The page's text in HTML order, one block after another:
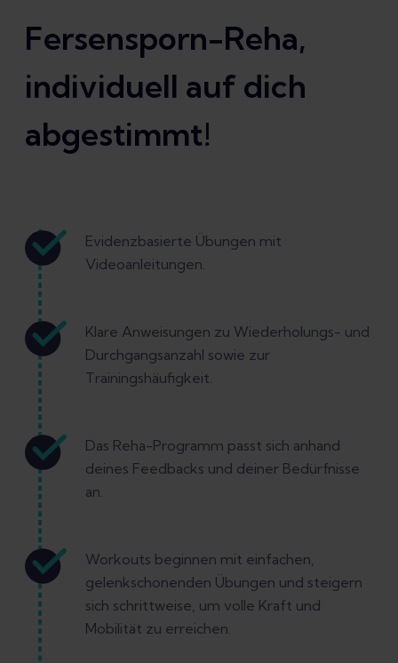
Fersensporn-Reha,
individuell auf dich
abgestimmt!
Evidenzbasierte Übungen mit
Videoanleitungen.
Klare Anweisungen zu Wiederholungs- und
Durchgangsanzahl sowie zur
Trainingshäufigkeit.
Das Reha-Programm passt sich anhand
deines Feedbacks und deiner Bedürfnisse
an.
Workouts beginnen mit einfachen,
gelenkschonenden Übungen und steigern
sich schrittweise, um volle Kraft und
Mobilität zu erreichen.